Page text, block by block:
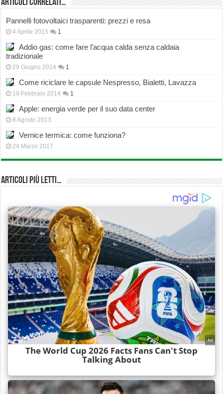
Articoli correlati…
Pannelli fotovoltaici trasparenti: prezzi e resa
4 Aprile 2015 1
Addio gas: come fare l’acqua calda senza caldaia
tradizionale
29 Giugno 2014 1
Come riciclare le capsule Nespresso, Bialetti, Lavazza
19 Febbraio 2014 1
Apple: energia verde per il suo data center
8 Agosto 2013
Vernice termica: come funziona?
24 Marzo 2017
Articoli più Letti…